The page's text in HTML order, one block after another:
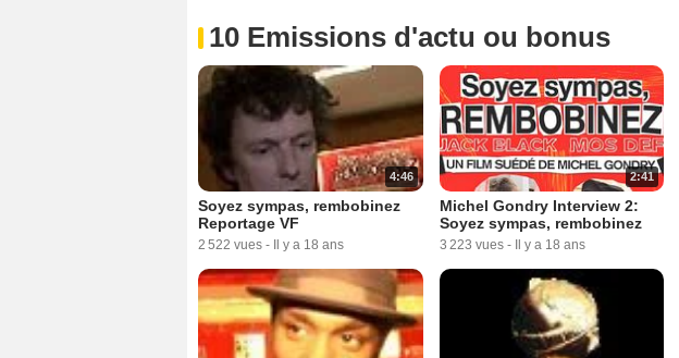
Soyez sympas, rembobinez
Extrait vidéo (5) VF
1 828 vues -Il y a 18 ans
1:29
Soyez sympas, rembobinez
Extrait vidéo (6) VO
623 vues -Il y a 18 ans
1:24
Soyez sympas, rembobinez
Extrait vidéo (7) VO
728 vues Il y a 18 ans
Soyez sympas, rembobinez
Extrait vidéo (7) VF
Il y a 18 ans
10 Emissions d'actu ou bonus
4:46
Soyez sympas, rembobinez
Reportage VF
2 522 vues - Il y a 18 ans
2:41
Michel Gondry Interview 2:
Soyez sympas, rembobinez
3 223 vues - Il y a 18 ans